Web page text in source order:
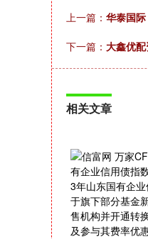
上一篇： 华泰国
下一篇： 大鑫优
相关文章